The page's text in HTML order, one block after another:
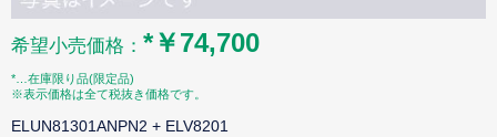
希望小売価格： *￥74,700
*…在庫限り品(限定品)
※表示価格は全て税抜き価格です。
ELUN81301ANPN2 + ELV8201